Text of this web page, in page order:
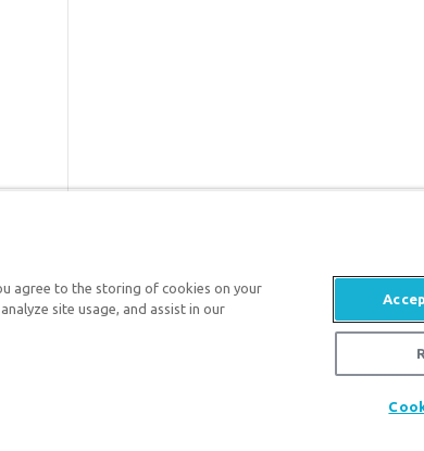
Respuestas en Génesis es un ministerio de apologética,
defender su fe y proclamar el evangelio de Jesucristo.
agree to the storing of cookies on your
site usage, and assist in our